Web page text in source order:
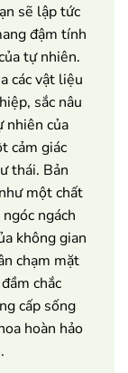
sẽ lập tức
đậm tính
tự nhiên.
các vật liệu
sắc nâu
nhiên của
cảm giác
thái. Bản
một chất
ngách
không gian
chạm mặt
chắc
cấp sống
hoàn hảo